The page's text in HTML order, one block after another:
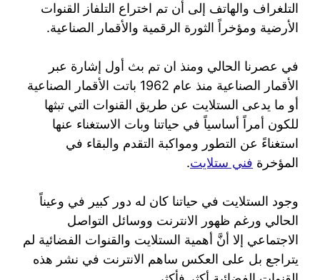
التلغراف والهاتف إلى أن تم اختراع التلفاز القنوات
الأرضية ومؤخراً الثورة الرقمية والأقمار الصناعية.
في عصرنا الحالي ومنذ ان تم بث أول إشارة عبر
الأقمار الصناعية منذ عام 1962 باتت الأقمار الصناعية
أو ما يدعى الستلايت عن طريق القنوات التي تبثها
للكون أمراً أساسياً في حياتنا وبات الاستغناء عنها
استغناءً عن التطور ومواكبة التقدم والبقاء في
المؤخرة فني ستلايت.
وجود الستلايت في حياتنا كان له دور كبير في وعيناً
الحالي ورغم ظهور الانترنت ووسائل التواصل
الاجتماعي إلا أنَّ أهمية الستلايت والقنوات الفضائية لم
يتراجع بل على العكس ساهم الانترنت في نشر هذه